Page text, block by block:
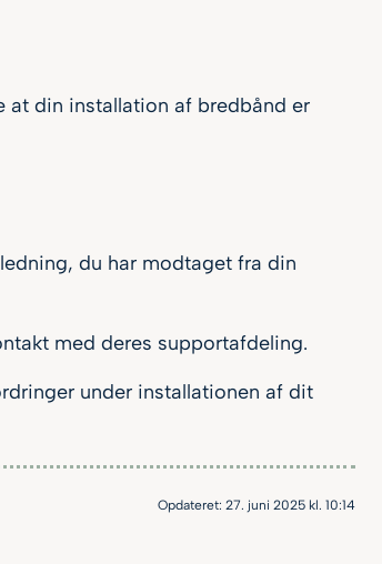
at din installation af bredbånd er
du har modtaget fra din
med deres supportafdeling.
under installationen af dit
Opdateret: 27. juni 2025 kl. 10:14